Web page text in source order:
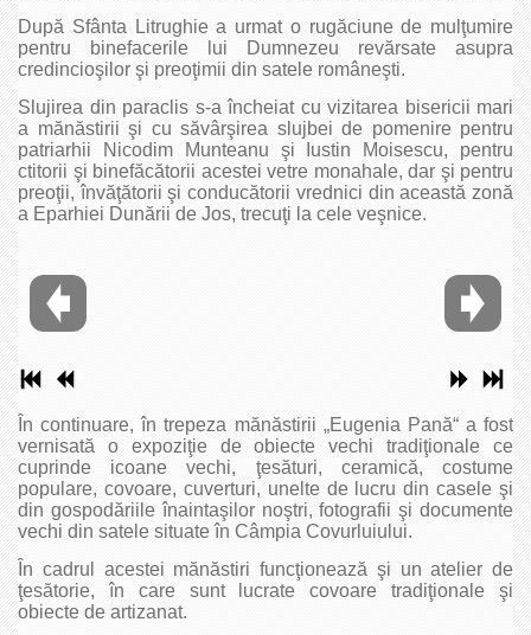
După Sfânta Litrughie a urmat o rugăciune de mulţumire
pentru binefacerile lui Dumnezeu revărsate asupra
credincioşilor şi preoţimii din satele româneşti.
Slujirea din paraclis s-a încheiat cu vizitarea bisericii mari
a mănăstirii şi cu săvârşirea slujbei de pomenire pentru
patriarhii Nicodim Munteanu şi Iustin Moisescu, pentru
ctitorii şi binefăcătorii acestei vetre monahale, dar şi pentru
preoţii, învăţătorii şi conducătorii vrednici din această zonă
a Eparhiei Dunării de Jos, trecuţi la cele veşnice.
În continuare, în trepeza mănăstirii „Eugenia Pană“ a fost
vernisată o expoziţie de obiecte vechi tradiţionale ce
cuprinde icoane vechi, ţesături, ceramică, costume
populare, covoare, cuverturi, unelte de lucru din casele şi
din gospodăriile înaintaşilor noştri, fotografii şi documente
vechi din satele situate în Câmpia Covurluiului.
În cadrul acestei mănăstiri funcţionează şi un atelier de
ţesătorie, în care sunt lucrate covoare tradiţionale şi
obiecte de artizanat.